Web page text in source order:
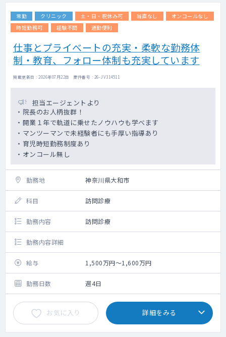
す
自動車にて30分圏内であれば、自宅待機可能
夜間待機：出動毎に、5,000円/回
常勤 クリニック 土・日・祝休み可 当直なし
オンコールなし
時短勤務可
経験不問 通勤便利
仕事とプライべートの充実・柔軟な勤務体
制・教育、フォロー体制も充実しています
掲載更新日 : 2026年07月22日 案件番号 : 26-JV314511
担当エージェントより
・院長のお人柄抜群！
・開業１年で軌道に乗せたノウハウも学べます
・マンツーマンで未経験者にも手厚い指導あり
・育児時短勤務制度あり
・オンコール無し
勤務地 神奈川県大和市
科目 訪問診療
勤務内容 訪問診療
勤務内容詳細
給与 1,500万円～1,600万円
勤務日数 週4日
お気に入り 詳細をみる